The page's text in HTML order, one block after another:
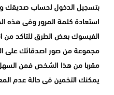
بتسجيل الدخول لحساب صديقك
استعادة كلمة المرور وفى هذه
الفيسوك بعض الطرق للتاكد
مجموعة من صور اصدقائك على
مقربا من هذا الشخص فمن
يمكنك التخمين فى حالة عدم